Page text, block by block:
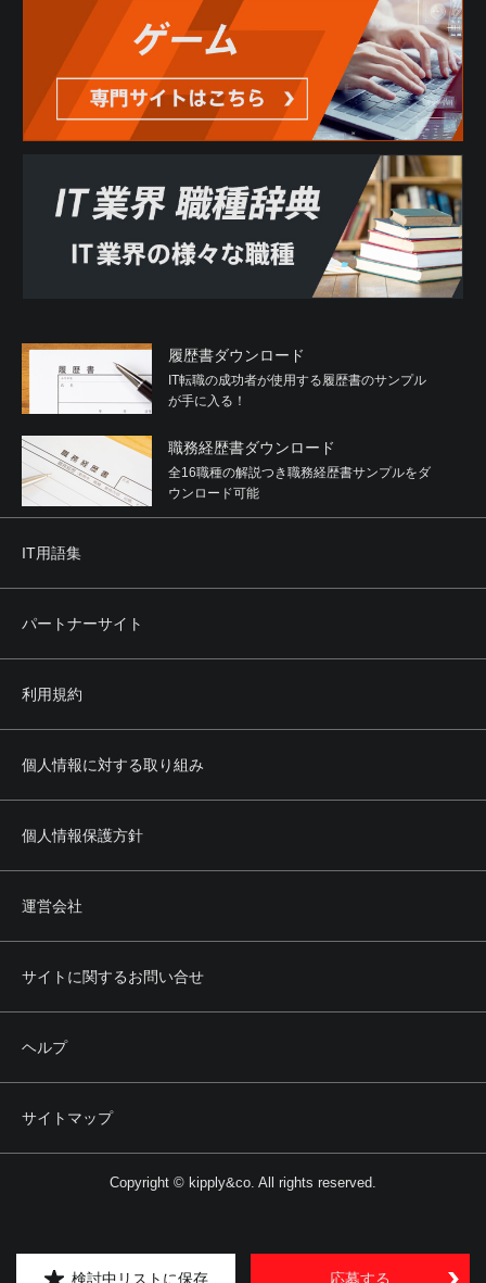
検討中リストに保存 応募する
履歴書ダウンロード
IT転職の成功者が使用する履歴書のサンプル
が手に入る！
職務経歴書ダウンロード
全16職種の解説つき職務経歴書サンプルをダ
ウンロード可能
IT用語集
パートナーサイト
利用規約
個人情報に対する取り組み
個人情報保護方針
運営会社
サイトに関するお問い合せ
ヘルプ
サイトマップ
Copyright © kipply&co. All rights reserved.